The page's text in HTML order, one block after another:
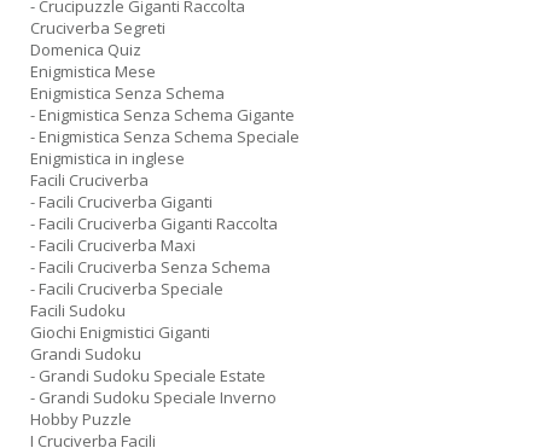
- Crucipuzzle Giganti Raccolta
Cruciverba Segreti
Domenica Quiz
Enigmistica Mese
Enigmistica Senza Schema
- Enigmistica Senza Schema Gigante
- Enigmistica Senza Schema Speciale
Enigmistica in inglese
Facili Cruciverba
- Facili Cruciverba Giganti
- Facili Cruciverba Giganti Raccolta
- Facili Cruciverba Maxi
- Facili Cruciverba Senza Schema
- Facili Cruciverba Speciale
Facili Sudoku
Giochi Enigmistici Giganti
Grandi Sudoku
- Grandi Sudoku Speciale Estate
- Grandi Sudoku Speciale Inverno
Hobby Puzzle
I Cruciverba Facili